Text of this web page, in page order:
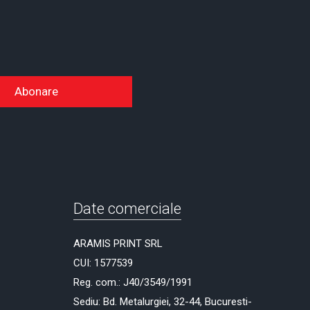
Abonare
Date comerciale
ARAMIS PRINT SRL
CUI: 1577539
Reg. com.: J40/3549/1991
Sediu: Bd. Metalurgiei, 32-44, Bucuresti-